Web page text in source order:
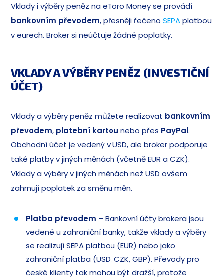
Vklady i výběry peněz na eToro Money se provádí
bankovním převodem, přesněji řečenoSEPAplatbou
v eurech. Broker si neúčtuje žádné poplatky.
VKLADY A VÝBĚRY PENĚZ (INVESTIČNÍ
ÚČET)
Vklady a výběry peněz můžete realizovat bankovním
převodem, platební kartou nebo přes PayPal.
Obchodní účet je vedený v USD, ale broker podporuje
také platby v jiných měnách (včetně EUR a CZK).
Vklady a výběry v jiných měnách než USD ovšem
zahrnují poplatek za směnu měn.
Platba převodem – Bankovní účty brokera jsou
vedené u zahraniční banky, takže vklady a výběry
se realizují SEPA platbou (EUR) nebo jako
zahraniční platba (USD, CZK, GBP). Převody pro
české klienty tak mohou být dražší, protože